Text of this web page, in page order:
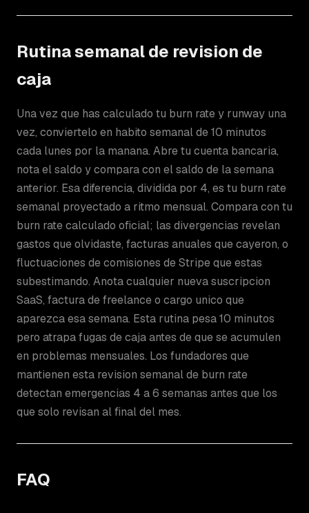
Rutina semanal de revision de
caja
Una vez que has calculado tu burn rate y runway una
vez, conviertelo en habito semanal de 10 minutos
cada lunes por la manana. Abre tu cuenta bancaria,
nota el saldo y compara con el saldo de la semana
anterior. Esa diferencia, dividida por 4, es tu burn rate
semanal proyectado a ritmo mensual. Compara con tu
burn rate calculado oficial; las divergencias revelan
gastos que olvidaste, facturas anuales que cayeron, o
fluctuaciones de comisiones de Stripe que estas
subestimando. Anota cualquier nueva suscripcion
SaaS, factura de freelance o cargo unico que
aparezca esa semana. Esta rutina pesa 10 minutos
pero atrapa fugas de caja antes de que se acumulen
en problemas mensuales. Los fundadores que
mantienen esta revision semanal de burn rate
detectan emergencias 4 a 6 semanas antes que los
que solo revisan al final del mes.
FAQ